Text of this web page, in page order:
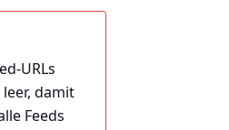
URLs
damit
Feeds